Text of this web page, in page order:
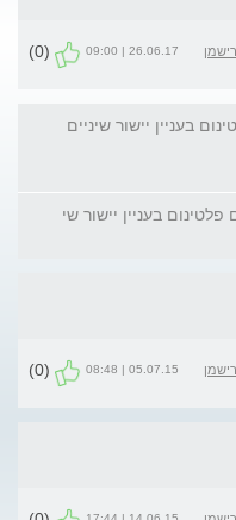
26.06.17 | 09:00
(0)
בעניין יישור שיניים
05.07.15 | 08:48
(0)